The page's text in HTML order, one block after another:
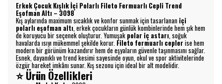
Erkek Çocuk Kışlık İçi Polarlı Fileto Fermuarlı Cepli Trend
Eşofman Altı – 3098
Kış aylarında maximum sıcaklık ve konfor sunmak için tasarlanan içi
polarlı eşofman altı, erkek çocukların günlük kombinlerinde hem şık hem
de koruyucu bir seçenek oluşturur. Yumuşak polar iç astarı, soğuk
havalarda ısıyı mükemmel şekilde korur. Fileto fermuarlı cepler ise hem
modern bir görünüm kazandırır hem de eşyaların güvenle taşınmasını sağlar.
Esnek, dayanıklı ve trend kesimi sayesinde oyun, okul ve spor aktivitelerinde
özgür hareket imkânı sunar. Kış sezonu için ideal bir alt modelidir.
⭐ Ürün Özellikleri